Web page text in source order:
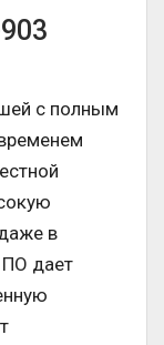
с полным
в
ПО дает